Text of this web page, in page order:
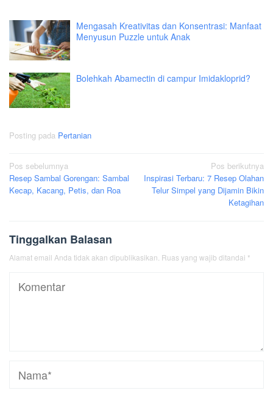
Mengasah Kreativitas dan Konsentrasi: Manfaat
Menyusun Puzzle untuk Anak
Bolehkah Abamectin di campur Imidakloprid?
Posting pada Pertanian
Navigasi
pos
Pos sebelumnya
Resep Sambal Gorengan: Sambal
Kecap, Kacang, Petis, dan Roa
Pos berikutnya
Inspirasi Terbaru: 7 Resep Olahan
Telur Simpel yang Dijamin Bikin
Ketagihan
Tinggalkan Balasan
Alamat email Anda tidak akan dipublikasikan. Ruas yang wajib ditandai *